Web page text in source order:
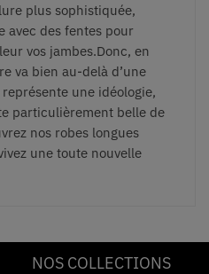
plus sophistiquée,
avec des fentes pour
vos jambes.Donc, en
va bien au-delà d’une
une idéologie,
particulièrement belle de
nos robes longues
une toute nouvelle
NOS COLLECTIONS